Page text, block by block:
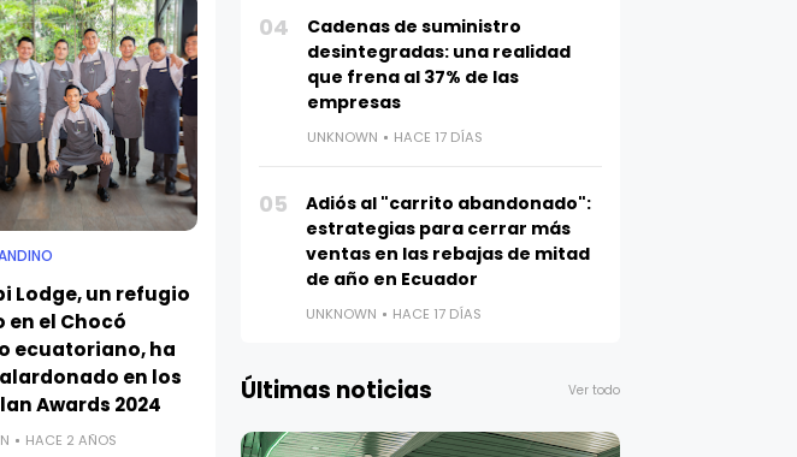
Lodge, un refugio
en el Chocó
ecuatoriano, ha
en los
Awards 2024
HACE 2 AÑOS
04
Cadenas de suministro
desintegradas: una realidad
que frena al 37% de las
empresas
UNKNOWN HACE 17 DÍAS
05
Adiós al "carrito abandonado":
estrategias para cerrar más
ventas en las rebajas de mitad
de año en Ecuador
UNKNOWN HACE 17 DÍAS
Últimas noticias Ver todo